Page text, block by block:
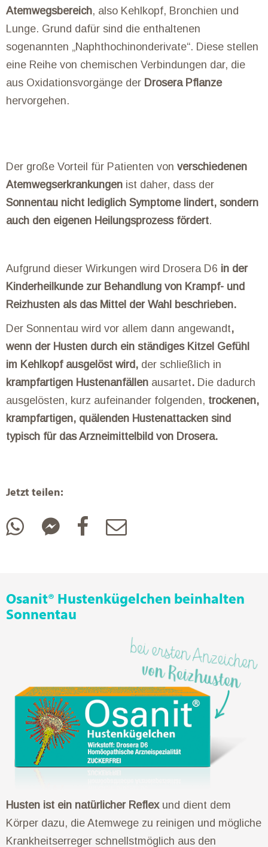
Atemwegsbereich, also Kehlkopf, Bronchien und
Lunge. Grund dafür sind die enthaltenen
sogenannten „Naphthochinonderivate“. Diese stellen
eine Reihe von chemischen Verbindungen dar, die
aus Oxidationsvorgänge der Drosera Pflanze
hervorgehen.
Der große Vorteil für Patienten von verschiedenen
Atemwegserkrankungen ist daher, dass der
Sonnentau nicht lediglich Symptome lindert, sondern
auch den eigenen Heilungsprozess fördert.
Aufgrund dieser Wirkungen wird Drosera D6 in der
Kinderheilkunde zur Behandlung von Krampf- und
Reizhusten als das Mittel der Wahl beschrieben.
Der Sonnentau wird vor allem dann angewandt,
wenn der Husten durch ein ständiges Kitzel Gefühl
im Kehlkopf ausgelöst wird, der schließlich in
krampfartigen Hustenanfällen ausartet. Die dadurch
ausgelösten, kurz aufeinander folgenden, trockenen,
krampfartigen, quälenden Hustenattacken sind
typisch für das Arzneimittelbild von Drosera.
Jetzt teilen:
Osanit® Hustenkügelchen beinhalten
Sonnentau
Husten ist ein natürlicher Reflexund dient dem
Körper dazu, die Atemwege zu reinigen und mögliche
Krankheitserreger schnellstmöglich aus den